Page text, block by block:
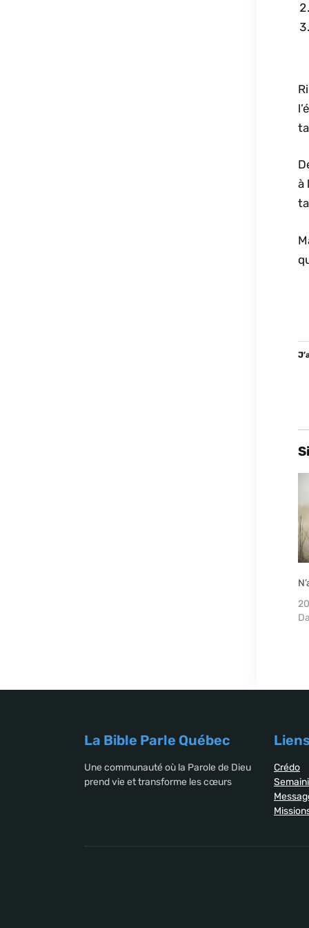
à
La Bible Parle Québec
Une communauté où la Parole de Dieu
prend vie et transforme les cœurs
Crédo